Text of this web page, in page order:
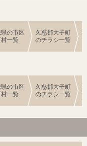
の市区
一覧
久慈郡大子町
のチラシ一覧
の市区
一覧
久慈郡大子町
のチラシ一覧